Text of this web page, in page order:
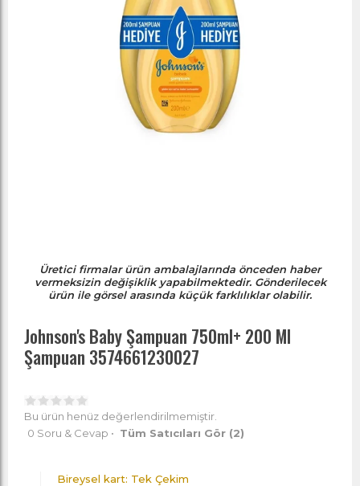
Üretici firmalar ürün ambalajlarında önceden haber
vermeksizin değişiklik yapabilmektedir. Gönderilecek
ürün ile görsel arasında küçük farklılıklar olabilir.
Johnson's Baby Şampuan 750ml+ 200 Ml
Şampuan 3574661230027
Bu ürün henüz değerlendirilmemiştir.
0 Soru & Cevap • Tüm Satıcıları Gör (2)
Bireysel kart: Tek Çekim